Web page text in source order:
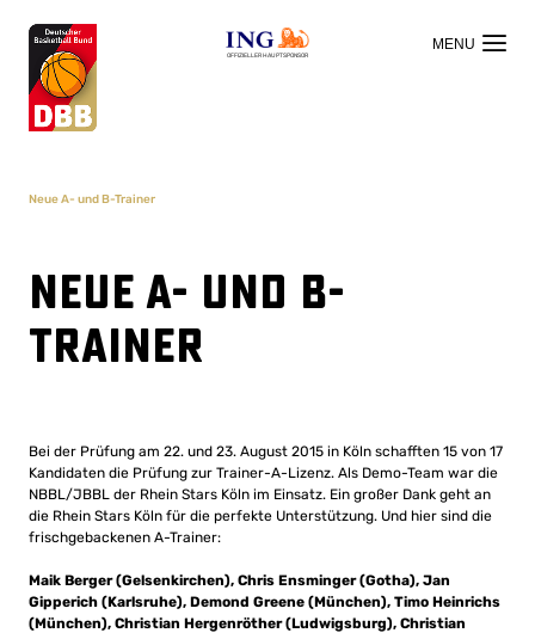
OFFIZIELLER HAUPTSPONSOR
Neue A- und B-Trainer
Neue A- und B-
Trainer
Bei der Prüfung am 22. und 23. August 2015 in Köln schafften 15 von 17
Kandidaten die Prüfung zur Trainer-A-Lizenz. Als Demo-Team war die
NBBL/JBBL der Rhein Stars Köln im Einsatz. Ein großer Dank geht an
die Rhein Stars Köln für die perfekte Unterstützung. Und hier sind die
frischgebackenen A-Trainer:
Maik Berger (Gelsenkirchen), Chris Ensminger (Gotha), Jan
Gipperich (Karlsruhe), Demond Greene (München), Timo Heinrichs
(München), Christian Hergenröther (Ludwigsburg), Christian